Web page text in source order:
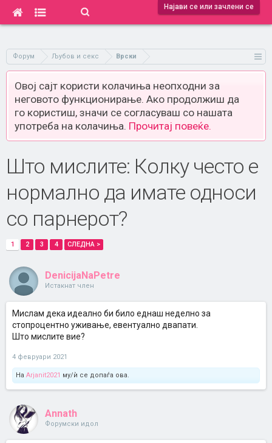
Најави се или зачлени се
Форум Љубов и секс Врски
Овој сајт користи колачиња неопходни за
неговото функционирање. Ако продолжиш да
го користиш, значи се согласуваш со нашата
употреба на колачиња. Прочитај повеќе.
Што мислите: Колку често е
нормално да имате односи
со парнерот?
1 2 3 4 СЛЕДНА >
DenicijaNaPetre
Истакнат член
Мислам дека идеално би било еднаш неделно за
стопроцентно уживање, евентуално двапати.
Што мислите вие?
4 февруари 2021
На Arjanit2021 му/ѝ се допаѓа ова.
Annath
Форумски идол